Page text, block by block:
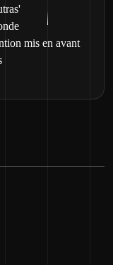
mis en avant